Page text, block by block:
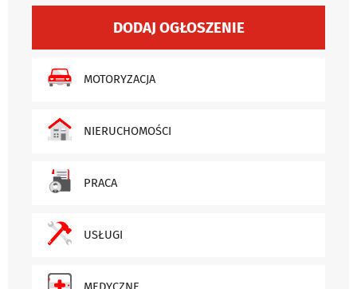
DODAJ OGŁOSZENIE
MOTORYZACJA
NIERUCHOMOŚCI
PRACA
USŁUGI